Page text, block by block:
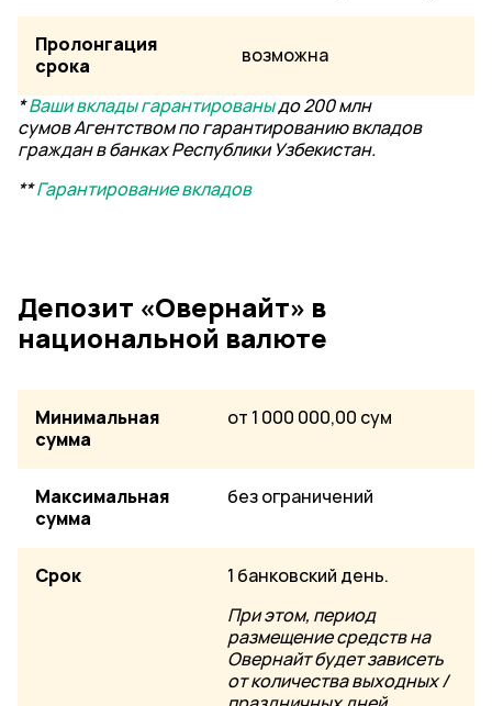
Пролонгация
срока
возможна
*Ваши вклады гарантированыдо 200 млн
сумовАгентством по гарантированию вкладов
граждан в банках Республики Узбекистан.
**Гарантирование вкладов
Депозит «Овернайт» в
национальной валюте
Минимальная
сумма
от 1 000 000,00 сум
Максимальная
сумма
без ограничений
Срок
1 банковский день.
При этом, период
размещение средств на
Овернайт будет зависеть
от количества выходных /